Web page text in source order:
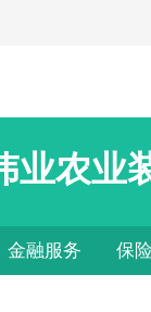
业农业
金融服务 保